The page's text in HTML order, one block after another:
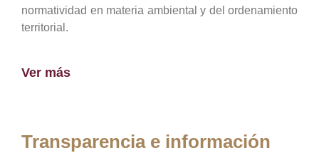
normatividad en materia ambiental y del ordenamiento
territorial.
Ver más
Transparencia e información